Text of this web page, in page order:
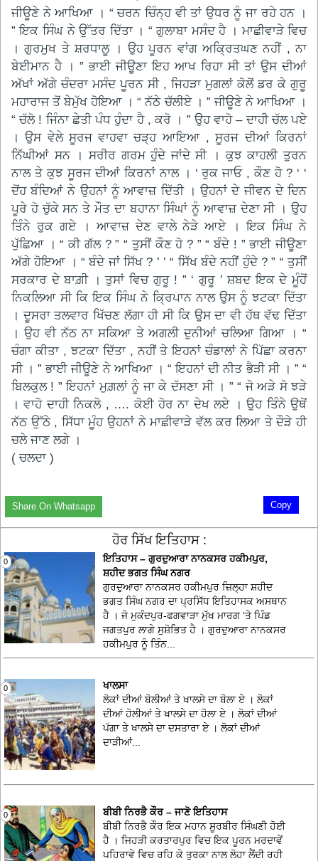
ਜੀਊਣੇ ਨੇ ਆਖਿਆ । “ ਚਰਨ ਚਿੰਨ੍ਹ ਵੀ ਤਾਂ ਉਧਰ ਨੂੰ ਜਾ ਰਹੇ ਹਨ ।
” ਇਕ ਸਿੰਘ ਨੇ ਉੱਤਰ ਦਿੱਤਾ । “ ਗੁਲਾਬਾ ਮਸੰਦ ਹੈ । ਮਾਛੀਵਾੜੇ ਵਿਚ
। ਗੁਰਮੁਖ ਤੇ ਸ਼ਰਧਾਲੂ । ਉਹ ਪੂਰਨ ਵਾਂਗ ਅਕ੍ਰਿਤਘਣ ਨਹੀਂ , ਨਾ
ਬੇਈਮਾਨ ਹੈ । ” ਭਾਈ ਜੀਊਣਾ ਇਹ ਆਖ ਰਿਹਾ ਸੀ ਤਾਂ ਉਸ ਦੀਆਂ
ਅੱਖਾਂ ਅੱਗੇ ਚੰਦਰਾ ਮਸੰਦ ਪੂਰਨ ਸੀ , ਜਿਹੜਾ ਮੁਗਲਾਂ ਕੋਲੋਂ ਡਰ ਕੇ ਗੁਰੂ
ਮਹਾਰਾਜ ਤੋਂ ਬੇਮੁੱਖ ਹੋਇਆ । “ ਨੱਠੇ ਚੱਲੀਏ । ” ਜੀਊਣੇ ਨੇ ਆਖਿਆ ।
“ ਚੱਲੋ ! ਜਿੰਨਾ ਛੇਤੀ ਪੰਧ ਹੁੰਦਾ ਹੈ , ਕਰੋ । ” ਉਹ ਵਾਹੋ – ਦਾਹੀ ਚੱਲ ਪਏ
। ਉਸ ਵੇਲੇ ਸੂਰਜ ਵਾਹਵਾ ਚੜ੍ਹ ਆਇਆ , ਸੂਰਜ ਦੀਆਂ ਕਿਰਨਾਂ
ਨਿੱਘੀਆਂ ਸਨ । ਸਰੀਰ ਗਰਮ ਹੁੰਦੇ ਜਾਂਦੇ ਸੀ । ਕੁਝ ਕਾਹਲੀ ਤੁਰਨ
ਨਾਲ ਤੇ ਕੁਝ ਸੂਰਜ ਦੀਆਂ ਕਿਰਨਾਂ ਨਾਲ । ‘ ਰੁਕ ਜਾਓ , ਕੌਣ ਹੋ ? ‘ ‘
ਦੋਂਹ ਬੰਦਿਆਂ ਨੇ ਉਹਨਾਂ ਨੂੰ ਆਵਾਜ਼ ਦਿੱਤੀ । ਉਹਨਾਂ ਦੇ ਜੀਵਨ ਦੇ ਦਿਨ
ਪੂਰੇ ਹੋ ਚੁੱਕੇ ਸਨ ਤੇ ਮੌਤ ਦਾ ਬਹਾਨਾ ਸਿੰਘਾਂ ਨੂੰ ਆਵਾਜ਼ ਦੇਣਾ ਸੀ । ਉਹ
ਤਿੰਨੇ ਰੁਕ ਗਏ । ਆਵਾਜ਼ ਦੇਣ ਵਾਲੇ ਨੇੜੇ ਆਏ । ਇਕ ਸਿੰਘ ਨੇ
ਪੁੱਛਿਆ । “ ਕੀ ਗੱਲ ? ” “ ਤੁਸੀਂ ਕੌਣ ਹੋ ? ” “ ਬੰਦੇ ! ” ਭਾਈ ਜੀਊਣਾ
ਅੱਗੇ ਹੋਇਆ । “ ਬੰਦੇ ਜਾਂ ਸਿੱਖ ? ’ ’ “ ਸਿੱਖ ਬੰਦੇ ਨਹੀਂ ਹੁੰਦੇ ? ” “ ਤੁਸੀਂ
ਸਰਕਾਰ ਦੇ ਬਾਗ਼ੀ । ਤੁਸਾਂ ਵਿਚ ਗੁਰੂ ! ” ‘ ਗੁਰੂ ’ ਸ਼ਬਦ ਇਕ ਦੇ ਮੂੰਹੋਂ
ਨਿਕਲਿਆ ਸੀ ਕਿ ਇਕ ਸਿੰਘ ਨੇ ਕ੍ਰਿਪਾਨ ਨਾਲ ਉਸ ਨੂੰ ਝਟਕਾ ਦਿੱਤਾ
। ਦੂਸਰਾ ਤਲਵਾਰ ਖਿੱਚਣ ਲੱਗਾ ਹੀ ਸੀ ਕਿ ਉਸ ਦਾ ਵੀ ਹੱਥ ਵੱਢ ਦਿੱਤਾ
। ਉਹ ਵੀ ਨੱਠ ਨਾ ਸਕਿਆ ਤੇ ਅਗਲੀ ਦੁਨੀਆਂ ਚਲਿਆ ਗਿਆ । “
ਚੰਗਾ ਕੀਤਾ , ਝਟਕਾ ਦਿੱਤਾ , ਨਹੀਂ ਤੇ ਇਹਨਾਂ ਚੰਡਾਲਾਂ ਨੇ ਪਿੱਛਾ ਕਰਨਾ
ਸੀ । ” ਭਾਈ ਜੀਊਣੇ ਨੇ ਆਖਿਆ । “ ਇਹਨਾਂ ਦੀ ਨੀਤ ਭੈੜੀ ਸੀ । ” “
ਬਿਲਕੁਲ ! ” ਇਹਨਾਂ ਮੁਗ਼ਲਾਂ ਨੂੰ ਜਾ ਕੇ ਦੱਸਣਾ ਸੀ । ” “ ਜੋ ਅੜੇ ਸੋ ਝੜੇ
। ਵਾਹੋ ਦਾਹੀ ਨਿਕਲੋ , …. ਕੋਈ ਹੋਰ ਨਾ ਦੇਖ ਲਏ । ਉਹ ਤਿੰਨੇ ਉਥੋਂ
ਨੱਠ ਉੱਠੇ , ਸਿੱਧਾ ਮੂੰਹ ਉਹਨਾਂ ਨੇ ਮਾਛੀਵਾੜੇ ਵੱਲ ਕਰ ਲਿਆ ਤੇ ਦੌੜੇ ਹੀ
ਚਲੇ ਜਾਣ ਲਗੇ ।
( ਚਲਦਾ )
Copy
Share On Whatsapp
ਹੋਰ ਸਿੱਖ ਇਤਿਹਾਸ :
0
ਇਤਿਹਾਸ – ਗੁਰਦੁਆਰਾ ਨਾਨਕਸਰ ਹਕੀਮਪੁਰ,
ਸ਼ਹੀਦ ਭਗਤ ਸਿੰਘ ਨਗਰ
ਗੁਰਦੁਆਰਾ ਨਾਨਕਸਰ ਹਕੀਮਪੁਰ ਜ਼ਿਲ੍ਹਾ ਸ਼ਹੀਦ
ਭਗਤ ਸਿੰਘ ਨਗਰ ਦਾ ਪ੍ਰਸਿੱਧ ਇਤਿਹਾਸਕ ਅਸਥਾਨ
ਹੈ । ਜੋ ਮੁਕੰਦਪੁਰ-ਫਗਵਾੜਾ ਮੁੱਖ ਮਾਰਗ ‘ਤੇ ਪਿੰਡ
ਜਗਤਪੁਰ ਲਾਗੇ ਸੁਸ਼ੋਭਿਤ ਹੈ । ਗੁਰਦੁਆਰਾ ਨਾਨਕਸਰ
ਹਕੀਮਪੁਰ ਨੂੰ ਤਿੰਨ...
0
ਖਾਲਸਾ
ਲੋਕਾਂ ਦੀਆਂ ਬੋਲੀਆਂ ਤੇ ਖਾਲਸੇ ਦਾ ਬੋਲਾ ਏ । ਲੋਕਾਂ
ਦੀਆਂ ਹੋਲੀਆਂ ਤੇ ਖਾਲਸੇ ਦਾ ਹੋਲਾ ਏ । ਲੋਕਾਂ ਦੀਆਂ
ਪੱਗਾ ਤੇ ਖਾਲਸੇ ਦਾ ਦਸਤਾਰਾ ਏ । ਲੋਕਾਂ ਦੀਆਂ
ਦਾੜੀਆਂ...
0
ਬੀਬੀ ਨਿਰਭੈ ਕੌਰ – ਜਾਣੋ ਇਤਿਹਾਸ
ਬੀਬੀ ਨਿਰਭੈ ਕੌਰ ਇਕ ਮਹਾਨ ਸੂਰਬੀਰ ਸਿੰਘਣੀ ਹੋਈ
ਹੈ । ਜਿਹੜੀ ਕਰਤਾਰਪੁਰ ਵਿਚ ਇਕ ਪੂਰਨ ਮਰਦਾਵੇਂ
ਪਹਿਰਾਵੇ ਵਿਚ ਰਹਿ ਕੇ ਤੁਰਕਾ ਨਾਲ ਲੋਹਾ ਲੈਂਦੀ ਰਹੀ